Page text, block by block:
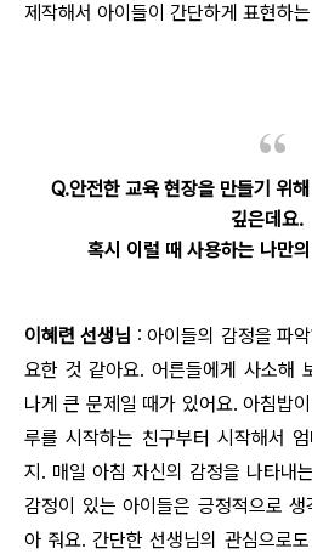
제작해서 아이들이 간단하게 표현하
Q.안전한 교육 현장을 만들기 위
깊은데요.
혹시 이럴 때 사용하는 나만
이혜련 선생님 : 아이들의 감정을 파
요한 것 같아요. 어른들에게 사소해
나게 큰 문제일 때가 있어요. 아침밥
루를 시작하는 친구부터 시작해서
지. 매일 아침 자신의 감정을 나타내
감정이 있는 아이들은 긍정적으로
아 줘요. 간단한 선생님의 관심으로